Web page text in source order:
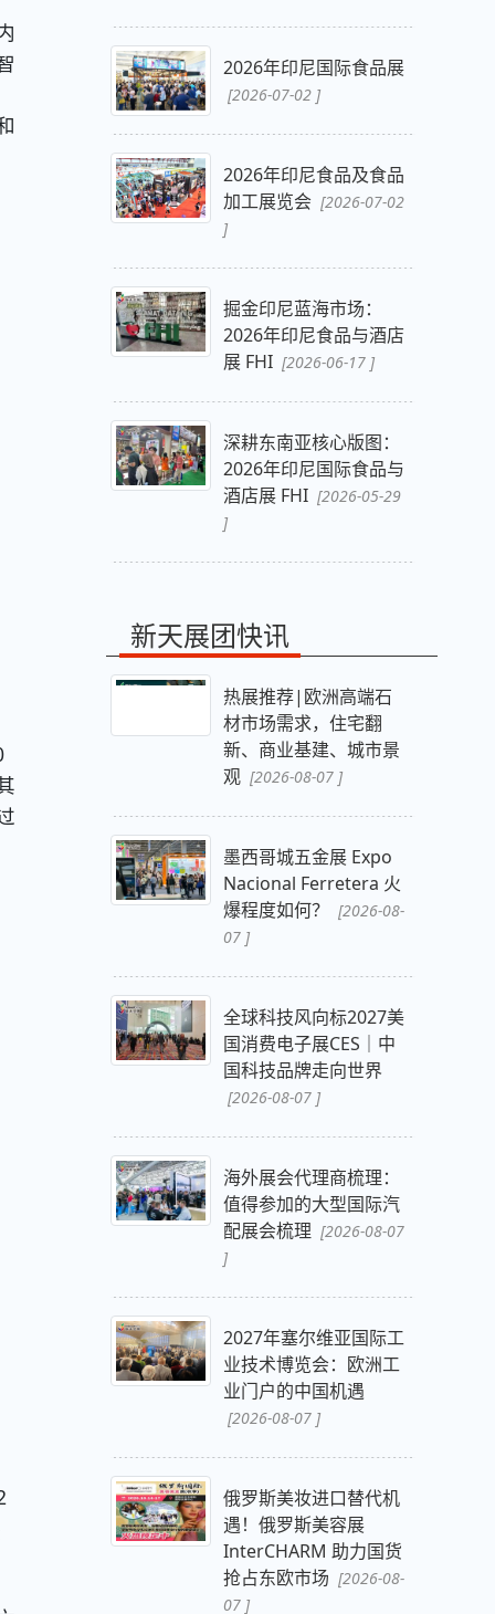
2026年印尼国际食品展
[2026-07-02 ]
2026年印尼食品及食品
加工展览会 [2026-07-02
]
掘金印尼蓝海市场：
2026年印尼食品与酒店
展 FHI [2026-06-17 ]
深耕东南亚核心版图：
2026年印尼国际食品与
酒店展 FHI [2026-05-29
]
新天展团快讯
热展推荐|欧洲高端石
材市场需求，住宅翻
新、商业基建、城市景
观 [2026-08-07 ]
墨西哥城五金展 Expo
Nacional Ferretera 火
爆程度如何？
[2026-08-
07 ]
全球科技风向标2027美
国消费电子展CES｜中
国科技品牌走向世界
[2026-08-07 ]
海外展会代理商梳理：
值得参加的大型国际汽
配展会梳理 [2026-08-07
]
2027年塞尔维亚国际工
业技术博览会：欧洲工
业门户的中国机遇
[2026-08-07 ]
俄罗斯美妆进口替代机
遇！俄罗斯美容展
InterCHARM 助力国货
抢占东欧市场 [2026-08-
07 ]